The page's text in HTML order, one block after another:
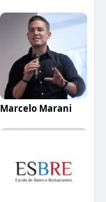
Marcelo Marani